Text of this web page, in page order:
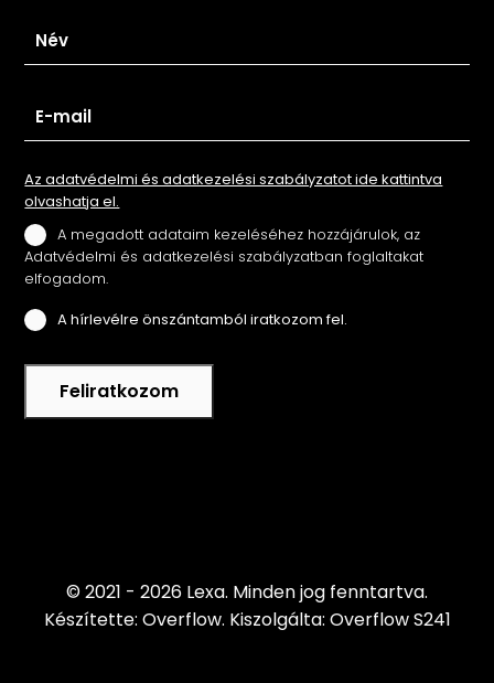
Az adatvédelmi és adatkezelési szabályzatot ide kattintva
olvashatja el.
A megadott adataim kezeléséhez hozzájárulok, az
Adatvédelmi és adatkezelési szabályzatban foglaltakat
elfogadom.
A hírlevélre önszántamból iratkozom fel.
Feliratkozom
© 2021 - 2026 Lexa. Minden jog fenntartva.
Készítette: Overflow. Kiszolgálta: Overflow S241